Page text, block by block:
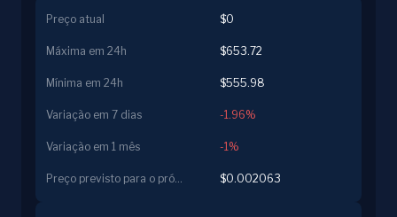
Preço atual $0
Máxima em 24h $653.72
Mínima em 24h $555.98
Variação em 7 dias -1.96%
Variação em 1 mês -1%
Preço previsto para o próximo dia $0.002063